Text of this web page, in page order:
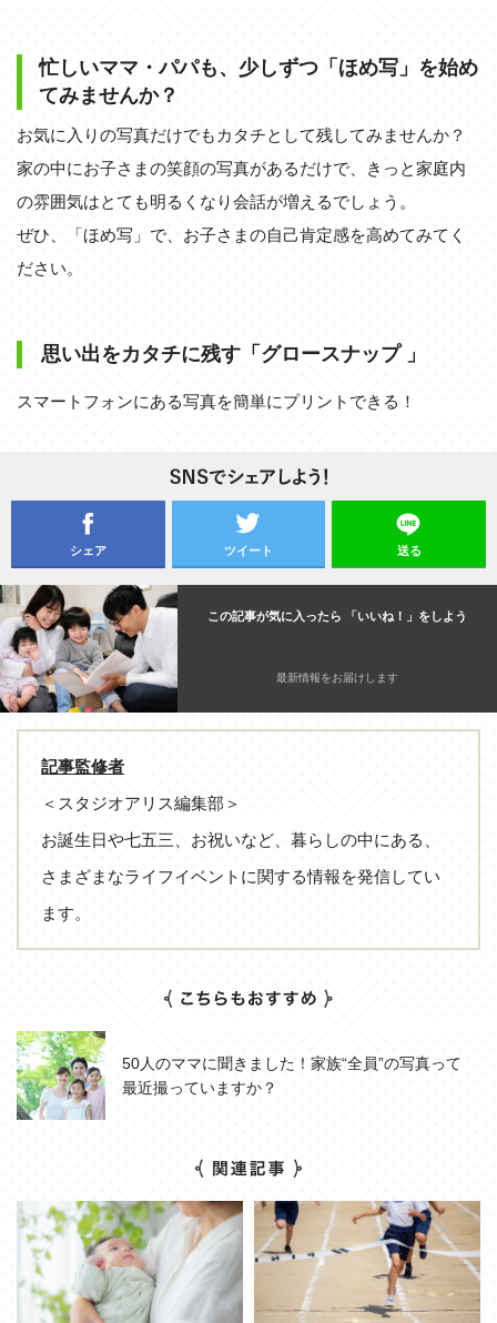
忙しいママ・パパも、少しずつ「ほめ写」を始め
てみませんか？
お気に入りの写真だけでもカタチとして残してみませんか？
家の中にお子さまの笑顔の写真があるだけで、きっと家庭内
の雰囲気はとても明るくなり会話が増えるでしょう。
ぜひ、「ほめ写」で、お子さまの自己肯定感を高めてみてく
ださい。
思い出をカタチに残す「グロースナップ 」
スマートフォンにある写真を簡単にプリントできる！
シェア ツイート 送る
この記事が気に入ったら 「いいね！」をしよう
最新情報をお届けします
記事監修者
＜スタジオアリス編集部＞
お誕生日や七五三、お祝いなど、暮らしの中にある、
さまざまなライフイベントに関する情報を発信してい
ます。
50人のママに聞きました！家族“全員”の写真って
最近撮っていますか？